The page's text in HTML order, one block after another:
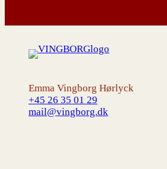
Emma Vingborg Hørlyck
+45 26 35 01 29
mail@vingborg.dk